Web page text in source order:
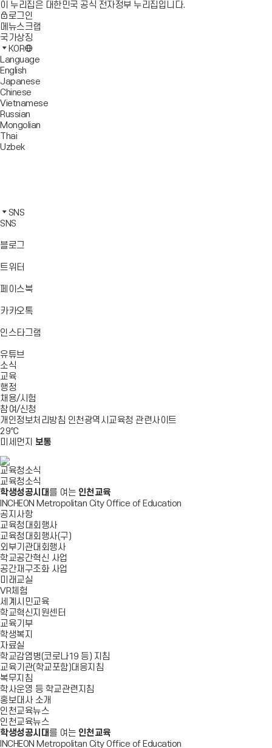
이 누리집은 대한민국 공식 전자정부 누리집입니다.
로그인
메뉴스크랩
국가상징
KOR
Language
English
Japanese
Chinese
Vietnamese
Russian
Mongolian
Thai
Uzbek
가
기
로
가
북
바
가
타
그
바
가
카
오
바
가
SNS
SNS
블로그
트위터
가
페이스북바
가
카카오톡바
가
인스타그램
유튜브
소식
교육
행정
채용/시험
참여/신청
개인정보처리방침 인천광역시교육청 관련사이트
29℃
미세먼지 보통
교육청소식
교육청소식
학생성공시대 를 여는 인천교육
INCHEON Metropolitan City Office of Education
공지사항
교육청대회행사
교육청대회행사(구)
외부기관대회행사
학교공간혁신 사업
공간재구조화 사업
미래교실
VR체험
세계시민교육
학교혁신지원센터
교육기부
학생복지
자료실
학교감염병(코로나19 등) 지침
교육기관(학교포함)대응지침
복무지침
학사운영 등 학교관련지침
홍보대사 소개
인천교육뉴스
인천교육뉴스
학생성공시대 를 여는 인천교육
INCHEON Metropolitan City Office of Education